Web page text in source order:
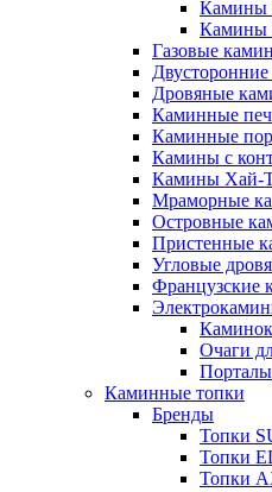
Камины
Камины
Газовые
Дровяные
Каминные
Каминные
Камины с
Камины Хай-
Мраморные
Островные
Пристенные
Угловые
Французские
Очаги
Порталы
Каминные топки
Бренды
Топки
Топки
Топки